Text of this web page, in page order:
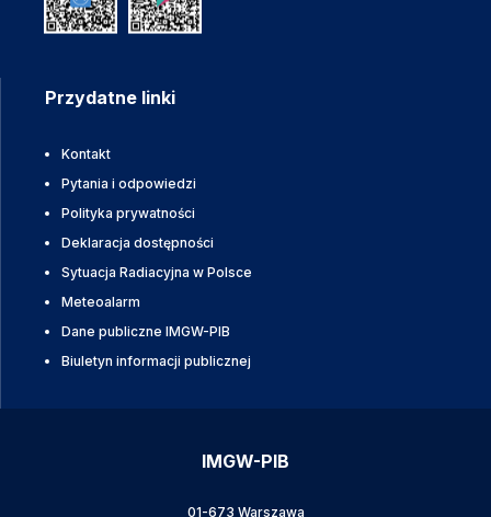
Przydatne linki
Kontakt
Pytania i odpowiedzi
Polityka prywatności
Deklaracja dostępności
Sytuacja Radiacyjna w Polsce
Meteoalarm
Dane publiczne IMGW-PIB
Biuletyn informacji publicznej
IMGW-PIB
01-673 Warszawa